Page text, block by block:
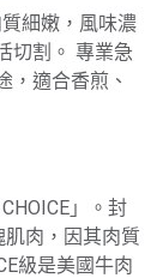
細嫩，風味濃
切割。 專業急
，適合香煎、
」。封
肌肉，因其肉質
級是美國牛肉